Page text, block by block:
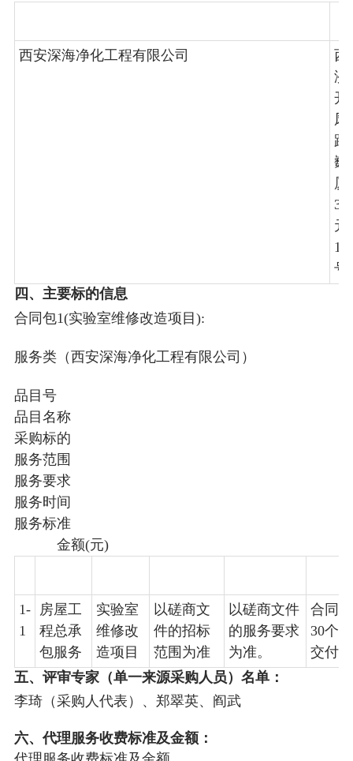
西安深海净化工程有限公司
西
济
开
凤
路
巍
厦
3
元
号
四、主要标的信息
合同包1(实验室维修改造项目):
服务类（西安深海净化工程有限公司）
品目号
品目名称
采购标的
服务范围
服务要求
服务时间
服务标准
金额(元)
1-
1
房屋工
程总承
包服务
实验室
维修改
造项目
以磋商文
件的招标
范围为准
以磋商文件
的服务要求
为准。
合同
30个
交付
五、评审专家（单一来源采购人员）名单：
李琦（采购人代表）
、 郑翠英、 阎武
六、代理服务收费标准及金额：